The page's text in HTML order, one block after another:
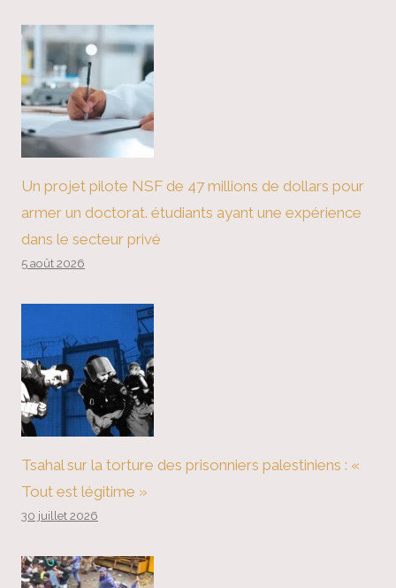
Un projet pilote NSF de 47 millions de dollars pour
armer un doctorat. étudiants ayant une expérience
dans le secteur privé
5 août 2026
Tsahal sur la torture des prisonniers palestiniens : «
Tout est légitime »
30 juillet 2026